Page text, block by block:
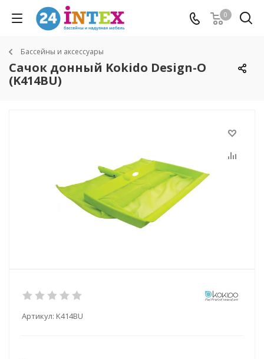
0
Бассейны и аксессуары
Сачок донный Kokido Design-O
(K414BU)
Артикул: K414BU